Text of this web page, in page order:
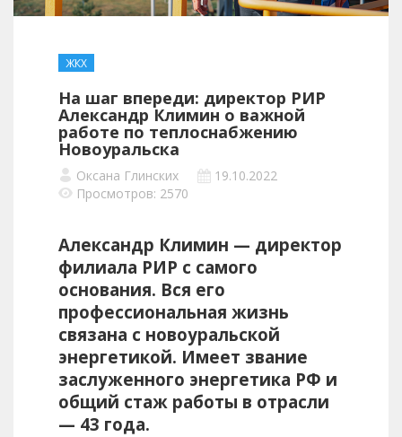
ЖКХ
На шаг впереди: директор РИР
Александр Климин о важной
работе по теплоснабжению
Новоуральска
Оксана Глинских
19.10.2022
Просмотров: 2570
Александр Климин — директор
филиала РИР c самого
основания. Вся его
профессиональная жизнь
связана с новоуральской
энергетикой. Имеет звание
заслуженного энергетика РФ и
общий стаж работы в отрасли
— 43 года.